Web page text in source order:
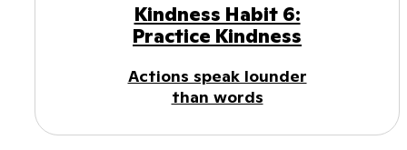
Kindness Habit 6:
Practice Kindness
Actions speak lounder
than words